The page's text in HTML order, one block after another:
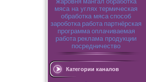
мяса на углях термическая
обработка мяса способ
зароботка работа партнёрская
программа оплачиваемая
работа реклама продукции
посредничество
Категории каналов